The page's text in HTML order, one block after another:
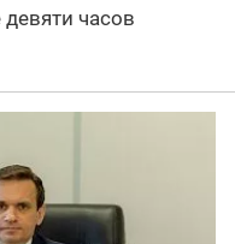
часов